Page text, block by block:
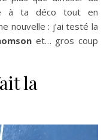
à ta déco tout en
nouvelle : j’ai testé la
et… gros coup
la